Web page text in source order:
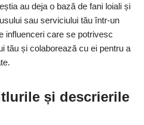
au deja o bază de fani loiali și
sau serviciului tău într-un
influenceri care se potrivesc
tău și colaborează cu ei pentru a
și descrierile